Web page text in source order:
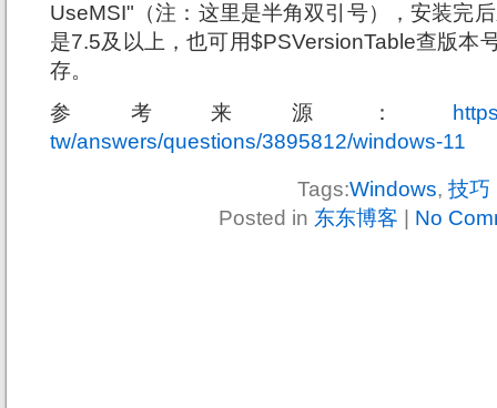
UseMSI"（注：这里是半角双引号），安装完
是7.5及以上，也可用$PSVersionTable查版本
存。
参考来源：
tw/answers/questions/3895812/windows-11
Tags:Windows, 技巧
Posted in 东东博客 No